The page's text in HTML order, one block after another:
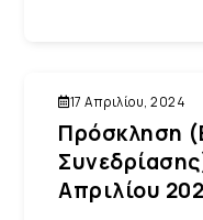
17 Απριλίου, 2024
Πρόσκληση
Απριλίου